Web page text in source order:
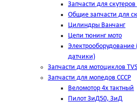
Запчасти для
Общие запчасти для
Цилиндры Ванчанг
Цепи тюнинг мото
датчики)
Запчасти для мотоциклов TVS
Запчасти для мопедов СССР
Веломотор 4х тактный
Пилот ЗиД50, ЗиД